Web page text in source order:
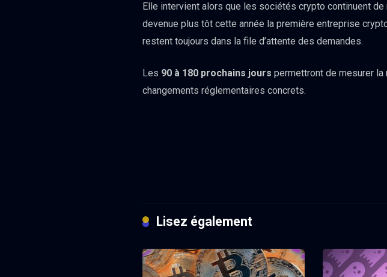
Elle intervient alors que les sociétés crypto continuent
devenue plus tôt cette année la première entreprise
restent toujours dans la file d’attente des demandes.
Les 90 à 180 prochains jours permettront de mesurer
changements réglementaires concrets.
Lisez également